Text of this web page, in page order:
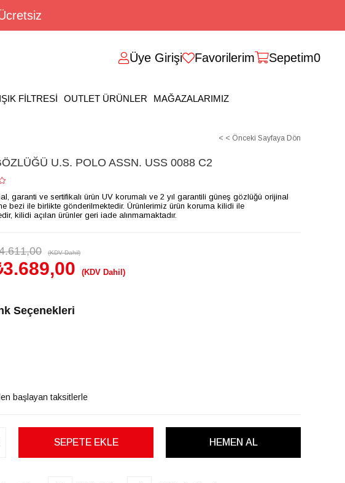
Üye Girişi Favorilerim Sepetim0
FİLTRESİ OUTLET ÜRÜNLER MAĞAZALARIMIZ
< < Önceki Sayfaya Dön
U.S. POLO ASSN. USS 0088 C2
garanti ve sertifikalı ürün UV korumalı ve 2 yıl garantili güneş gözlüğü orijinal
bezi ile birlikte gönderilmektedir. Ürünlerimiz ürün koruma kilidi ile
kilidi açılan ürünler geri iade alınmamaktadır.
(KDV Dahil)
(KDV Dahil)
Seçenekleri
başlayan taksitlerle